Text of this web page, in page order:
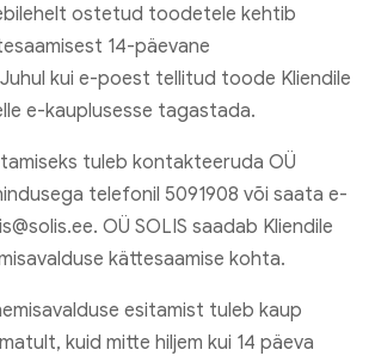
ostetud toodetele kehtib
14-päevane
kui e-poest tellitud toode Kliendile
e-kauplusesse tagastada.
tuleb kontakteeruda OÜ
telefonil 5091908 või saata e-
OÜ SOLIS saadab Kliendile
kättesaamise kohta.
esitamist tuleb kaup
kuid mitte hiljem kui 14 päeva